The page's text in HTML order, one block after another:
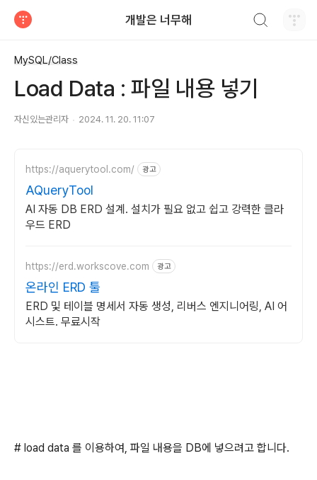
개발은 너무해
MySQL/Class
Load Data : 파일 내용 넣기
자신있는관리자 2024. 11. 20. 11:07
https://aquerytool.com/ 광고
AQueryTool
AI 자동 DB ERD 설계. 설치가 필요 없고 쉽고 강력한 클라
우드 ERD
https://erd.workscove.com 광고
온라인 ERD 툴
ERD 및 테이블 명세서 자동 생성, 리버스 엔지니어링, AI 어
시스트. 무료시작
# load data 를 이용하여, 파일 내용을 DB에 넣으려고 합니다.